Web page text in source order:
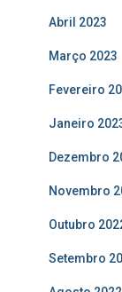
Abril 2023
Março 2023
Fevereiro
Janeiro
Dezembro
Novembro
Outubro
Setembro